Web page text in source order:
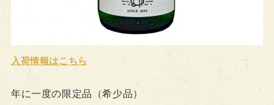
入荷情報はこちら
年に一度の限定品（希少品）